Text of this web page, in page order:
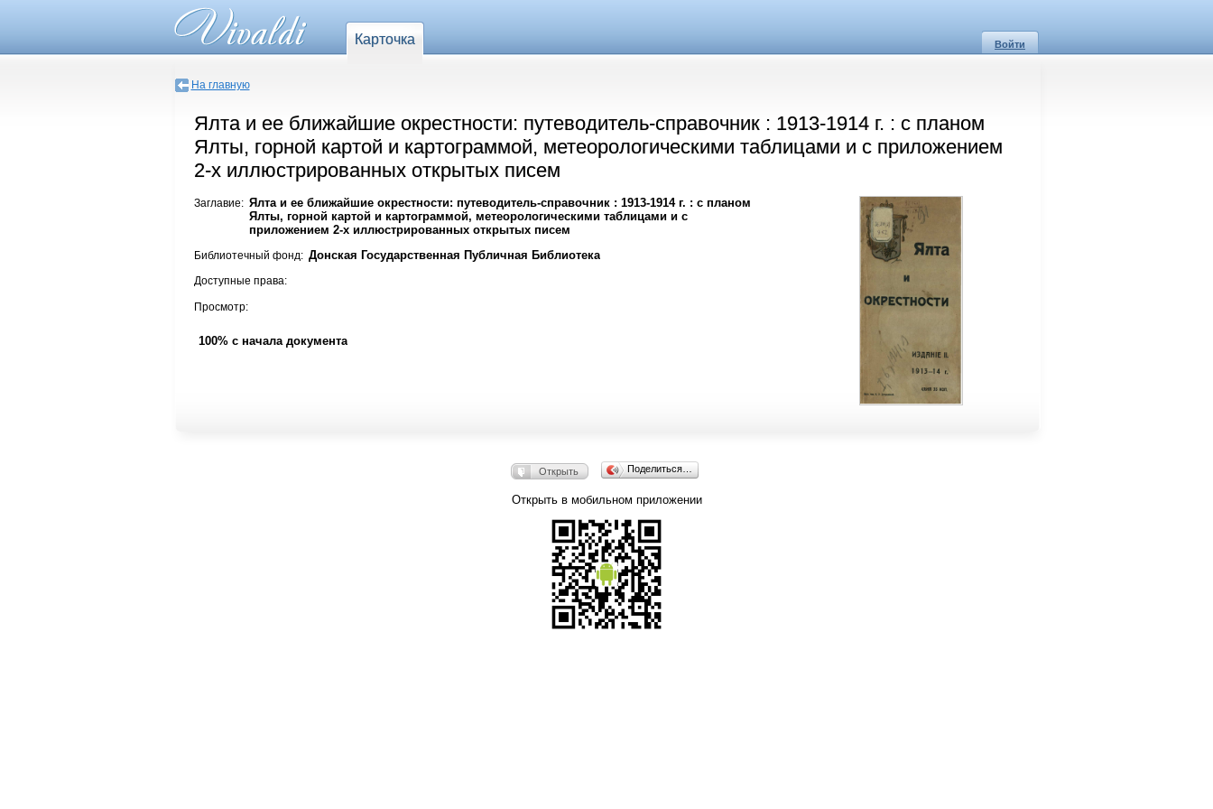
Карточка Войти
На главную
Ялта и ее ближайшие окрестности: путеводитель-справочник : 1913-1914 г. : с планом
Ялты, горной картой и картограммой, метеорологическими таблицами и с приложением
2-х иллюстрированных открытых писем
Заглавие: Ялта и ее ближайшие окрестности: путеводитель-справочник : 1913-1914 г. : с планом
Ялты, горной картой и картограммой, метеорологическими таблицами и с
приложением 2-х иллюстрированных открытых писем
Библиотечный фонд: Донская Государственная Публичная Библиотека
Доступные права:
Просмотр:
100% с начала документа
Открыть Поделиться…
Открыть в мобильном приложении